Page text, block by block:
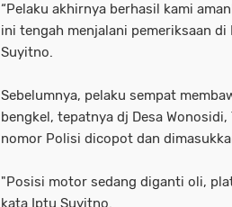
“Pelaku akhirnya berhasil kami
ini tengah menjalani pemeriksaan di
Suyitno.
Sebelumnya, pelaku sempat
bengkel, tepatnya dj Desa
nomor Polisi dicopot dan
"Posisi motor sedang diganti oli,
kata Iptu Suyitno.